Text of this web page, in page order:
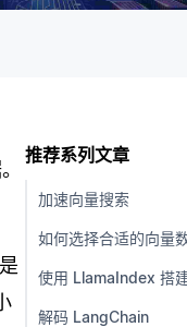
推荐系列文章
加速向量搜索
如何选择合适的向量
使用 LlamaIndex 搭
解码 LangChain